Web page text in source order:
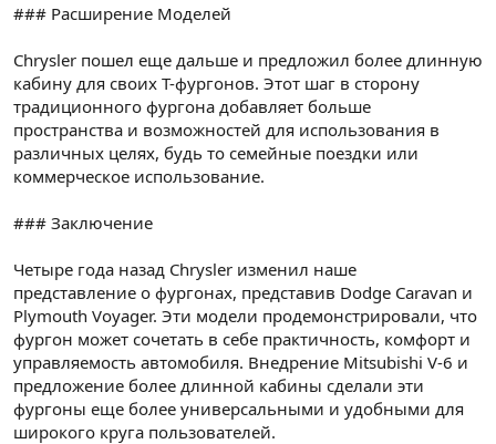
### Расширение Моделей
Chrysler пошел еще дальше и предложил более длинную
кабину для своих T-фургонов. Этот шаг в сторону
традиционного фургона добавляет больше
пространства и возможностей для использования в
различных целях, будь то семейные поездки или
коммерческое использование.
### Заключение
Четыре года назад Chrysler изменил наше
представление о фургонах, представив Dodge Caravan и
Plymouth Voyager. Эти модели продемонстрировали, что
фургон может сочетать в себе практичность, комфорт и
управляемость автомобиля. Внедрение Mitsubishi V-6 и
предложение более длинной кабины сделали эти
фургоны еще более универсальными и удобными для
широкого круга пользователей.